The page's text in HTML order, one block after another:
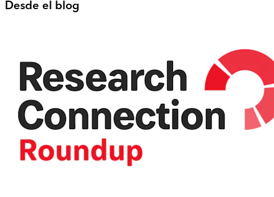
Desde el blog